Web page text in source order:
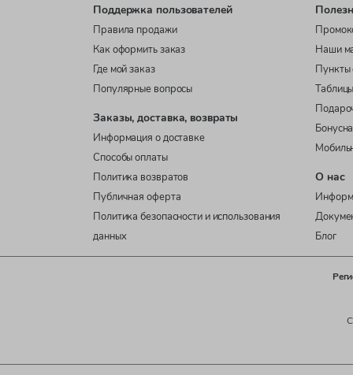
Поддержка пользователей
Правила продажи
Как оформить заказ
Где мой заказ
Популярные вопросы
Заказы, доставка, возвраты
Информация о доставке
Способы оплаты
Политика возвратов
Публичная оферта
Политика безопасности и использования
данных
Наши
Пункты
О нас
Блог